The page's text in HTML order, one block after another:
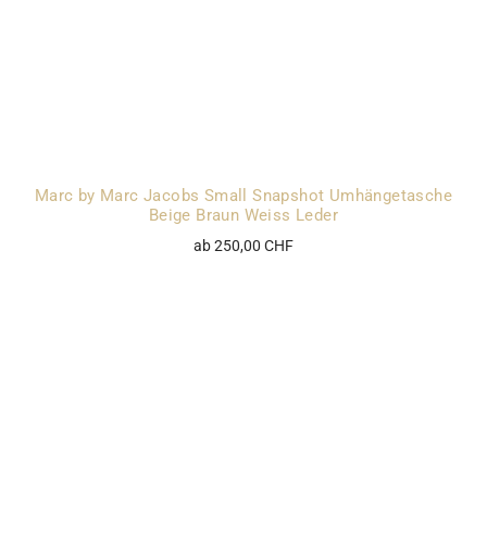
Marc by Marc Jacobs Small Snapshot Umhängetasche
Beige Braun Weiss Leder
ab 250,00 CHF